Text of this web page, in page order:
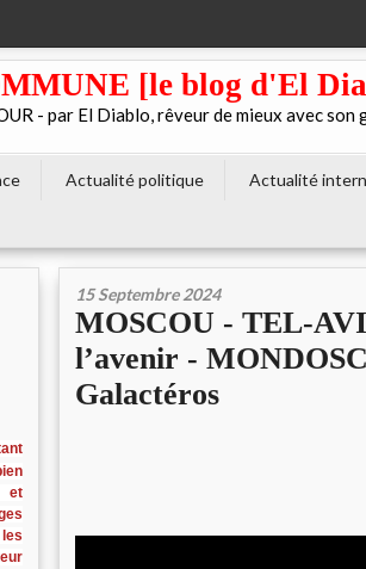
[le blog d'El
- par El Diablo, rêveur de mieux avec
Actualité politique Actualité
et
15 Septembre 2024
MOSCOU - TEL-
l’avenir -
Galactéros